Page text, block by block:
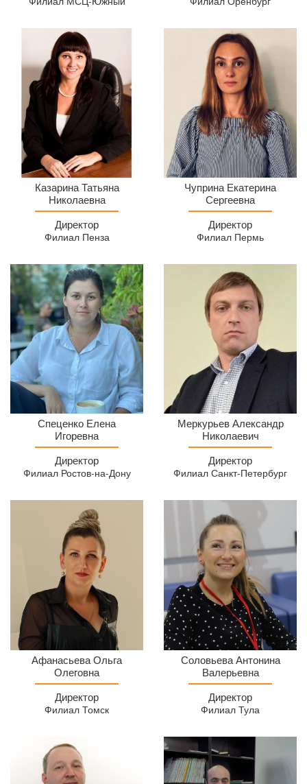
Директор
Филиал
Казарина Татьяна
Николаевна
Директор
Филиал Пенза
Чуприна
Екатерина
Сергеевна
Пермь)
Чуприна Екатерина
Сергеевна
Директор
Филиал Пермь
Директор
на-
Спеценко Елена
Игоревна
Директор
Филиал Ростов-на-Дону
Директор
Филиал
Петербург
Меркурьев Александр
Николаевич
Директор
Филиал Санкт-Петербург
Директор
Афанасьева Ольга
Олеговна
Директор
Филиал Томск
Директор
Филиал
Соловьева Антонина
Валерьевна
Директор
Филиал Тула